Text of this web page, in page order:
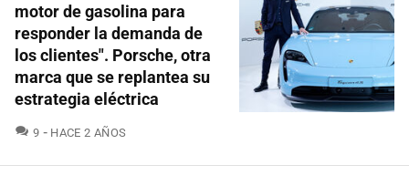
motor de gasolina para
responder la demanda de
los clientes". Porsche, otra
marca que se replantea su
estrategia eléctrica
9 COMENTARIOS
HACE 2 AÑOS